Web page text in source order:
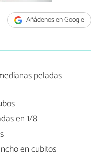
Añádenos en Google
peladas
en 1/8
en cubitos